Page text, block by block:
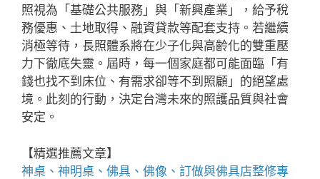
照視為「基礎公共服務」與「新興產業」，給予稅
務優惠、土地取得、融資貸款等配套支持。若繼續
消極等待，長照體系將在少子化與高齡化的雙重壓
力下徹底失靈。屆時，每一個家庭都可能面臨「有
錢也找不到床位、有需求卻等不到照顧」的絕望處
境。此刻的行動，決定台灣未來的照護品質與社會
安定。
【精選推薦文章】
神桌、 神明桌 、 佛具 、佛像、訂做與佛具店整修專